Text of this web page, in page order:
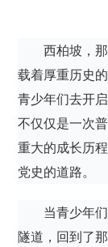
西柏坡，
载着厚重历史
青少年们去开
不仅仅是一次
重大的成长历
党史的道路。
当青少年
隧道，回到了